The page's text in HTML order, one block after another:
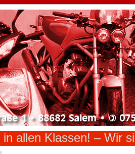
in allen Klassen! –Wir